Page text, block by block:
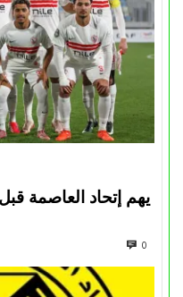
يهم إتحاد العاصمة
0